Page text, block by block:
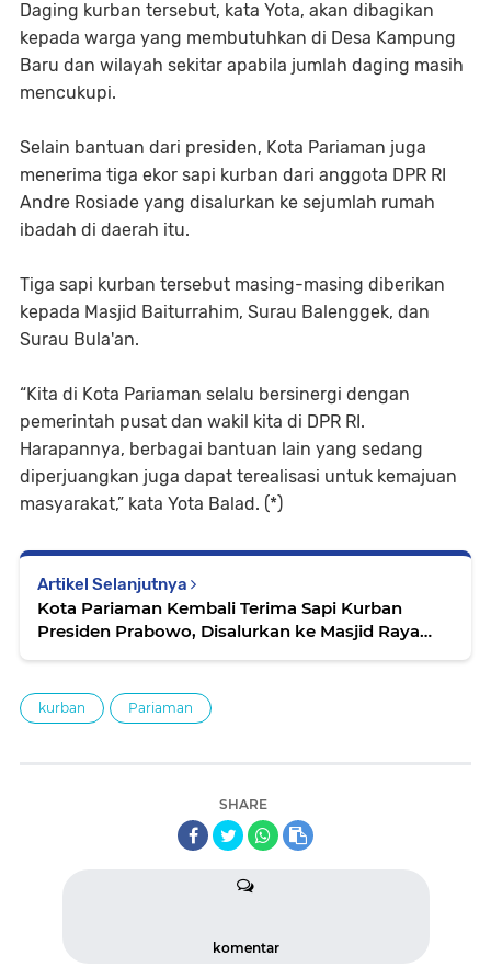
Daging kurban tersebut, kata Yota, akan dibagikan
kepada warga yang membutuhkan di Desa Kampung
Baru dan wilayah sekitar apabila jumlah daging masih
mencukupi.
Selain bantuan dari presiden, Kota Pariaman juga
menerima tiga ekor sapi kurban dari anggota DPR RI
Andre Rosiade yang disalurkan ke sejumlah rumah
ibadah di daerah itu.
Tiga sapi kurban tersebut masing-masing diberikan
kepada Masjid Baiturrahim, Surau Balenggek, dan
Surau Bula'an.
“Kita di Kota Pariaman selalu bersinergi dengan
pemerintah pusat dan wakil kita di DPR RI.
Harapannya, berbagai bantuan lain yang sedang
diperjuangkan juga dapat terealisasi untuk kemajuan
masyarakat,” kata Yota Balad. (*)
Artikel Selanjutnya
Kota Pariaman Kembali Terima Sapi Kurban
Presiden Prabowo, Disalurkan ke Masjid Raya
kurban Pariaman
SHARE
komentar